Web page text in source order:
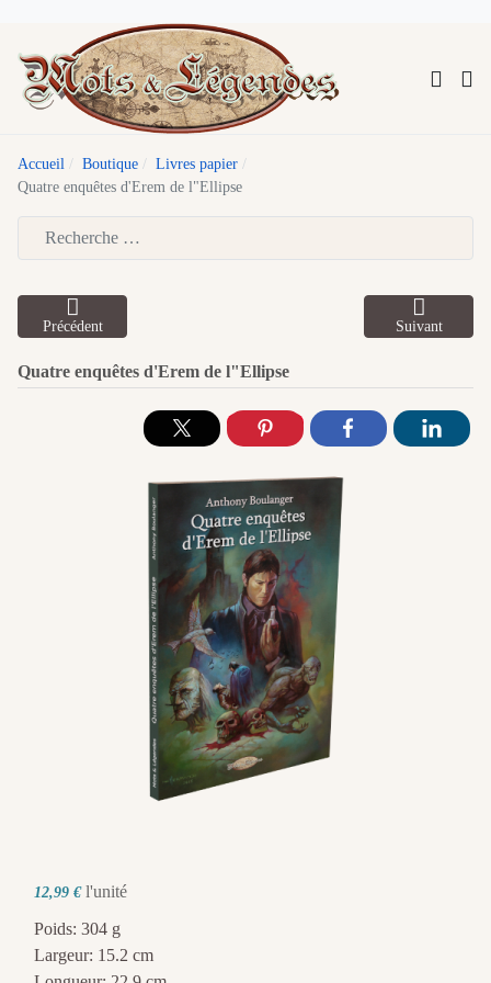
Accueil Boutique
Livres papier
Quatre enquêtes d'Erem de l"Ellipse
Précédent Suivant
Quatre enquêtes d'Erem de l"Ellipse
12,99 € l'unité
Poids: 304 g
Largeur: 15.2 cm